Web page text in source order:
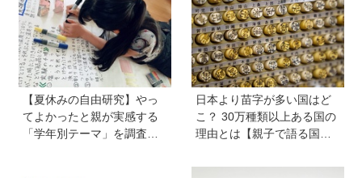
イベントを詳しくレポ
【夏休みの自由研究】やっ
てよかったと親が実感する
「学年別テーマ」を調査！
日本より苗字が多い国はど
こ？ 30万種類以上ある国の
理由とは【親子で語る国際